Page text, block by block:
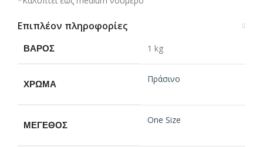
Επιπλέον πληροφορίες
ΒΆΡΟΣ 1 kg
ΧΡΏΜΑ Πράσινο
ΜΈΓΕΘΟΣ One Size